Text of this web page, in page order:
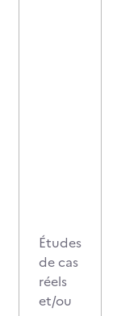
Études
de cas
réels
et/ou